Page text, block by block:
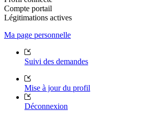
Compte portail
Légitimations actives
Ma page personnelle
Suivi des demandes
Mise à jour du profil
Déconnexion